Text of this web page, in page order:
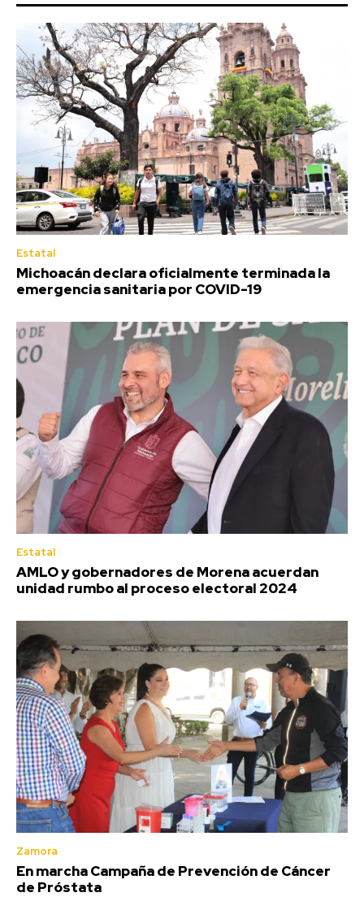
Estatal
Michoacán declara oficialmente terminada la
emergencia sanitaria por COVID-19
Estatal
AMLO y gobernadores de Morena acuerdan
unidad rumbo al proceso electoral 2024
Zamora
En marcha Campaña de Prevención de Cáncer
de Próstata